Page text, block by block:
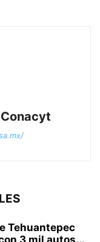
Tehuantepec
3 mil autos...